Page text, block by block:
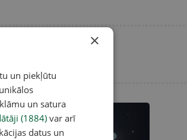
×
un piekļūtu
un satura
(1884) var arī
datus un